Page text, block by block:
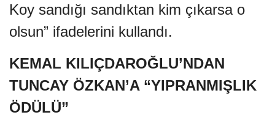
Koy sandığı sandıktan kim çıkarsa o
olsun” ifadelerini kullandı.
KEMAL KILIÇDAROĞLU’NDAN
TUNCAY ÖZKAN’A “YIPRANMIŞLIK
ÖDÜLÜ”